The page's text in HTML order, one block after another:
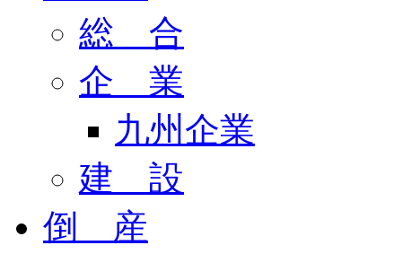
総 合
企 業
九州企業
建 設
倒 産